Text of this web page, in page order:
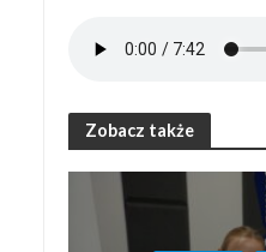
Zobacz także